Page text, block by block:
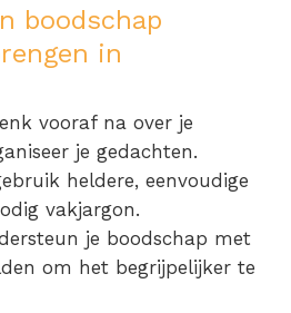
boodschap
in
vooraf na over je
je gedachten.
heldere, eenvoudige
vakjargon.
je boodschap met
om het begrijpelijker te